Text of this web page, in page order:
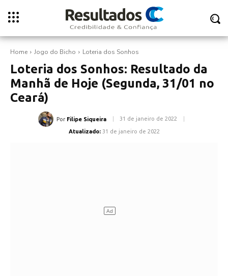
Home Jogo do Bicho Loteria dos Sonhos
Loteria dos Sonhos: Resultado da
Manhã de Hoje (Segunda, 31/01 no
Ceará)
Por Filipe Siqueira 31 de janeiro de 2022
Atualizado: 31 de janeiro de 2022